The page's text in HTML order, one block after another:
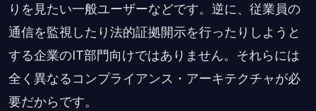
りを見たい一般ユーザーなどです。逆に、従業員の
通信を監視したり法的証拠開示を行ったりしようと
する企業のIT部門向けではありません。それらには
全く異なるコンプライアンス・アーキテクチャが必
要だからです。